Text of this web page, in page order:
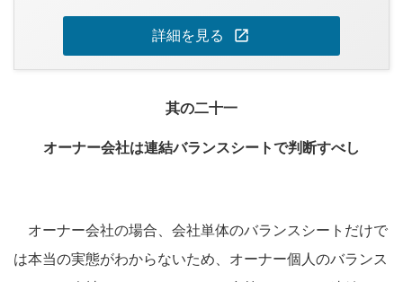
詳細を見る open_in_new
其の二十一
オーナー会社は連結バランスシートで判断すべし
オーナー会社の場合、会社単体のバランスシートだけで
は本当の実態がわからないため、オーナー個人のバランス